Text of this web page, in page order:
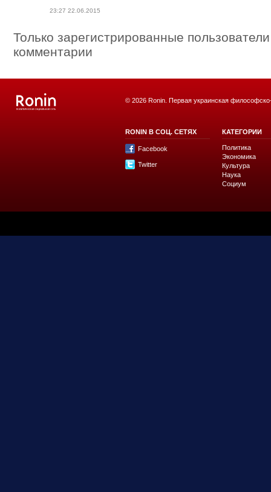
23:27 22.06.2015
Только зарегистрированные
комментарии
© 2026 Ronin. Первая украинская
RONIN В СОЦ. СЕТЯХ
Facebook
Twitter
КАТЕГОРИИ
Политика
Экономика
Культура
Наука
Социум